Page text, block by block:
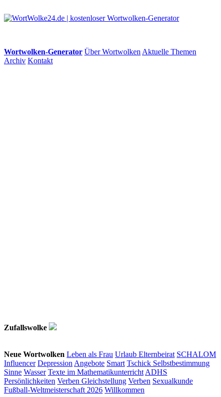
Wortwolken-Generator Über Wortwolken Aktuelle Themen
Archiv Kontakt
Zufallswolke
Neue Wortwolken Leben als Frau Urlaub Elternbeirat SCHALOM
Influencer Depression Angebote Smart Tschick Selbstbestimmung
Sinne Wasser Texte im Mathematikunterricht ADHS
Persönlichkeiten Verben Gleichstellung Verben Sexualkunde
Fußball-Weltmeisterschaft 2026 Willkommen